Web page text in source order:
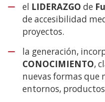
el LIDERAZGO de
de accesibilidad
proyectos.
la generación,
CONOCIMIENTO,
nuevas formas que
entornos,